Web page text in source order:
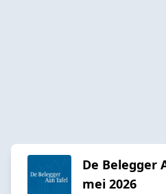
De Belegger
mei 2026